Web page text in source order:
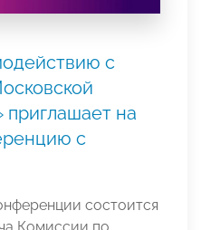
с
на
с
состоится